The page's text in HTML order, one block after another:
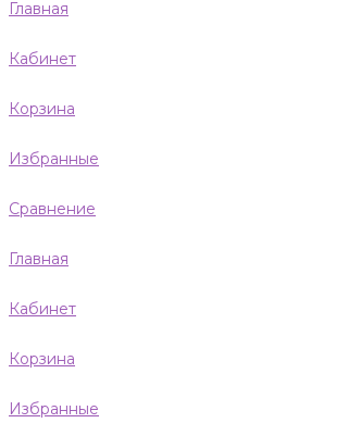
Главная
Кабинет
Корзина
Избранные
Сравнение
Главная
Кабинет
Корзина
Избранные